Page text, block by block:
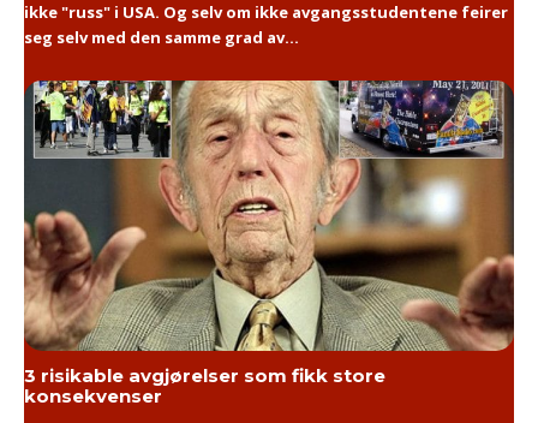
ikke "russ" i USA. Og selv om ikke avgangsstudentene feirer
seg selv med den samme grad av...
3 risikable avgjørelser som fikk store
konsekvenser